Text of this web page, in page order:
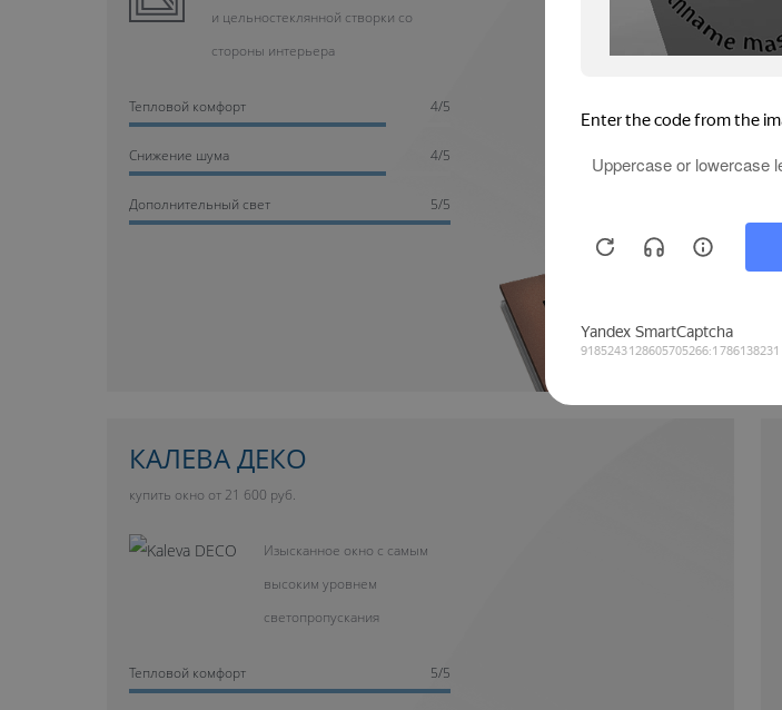
и цельностеклянной створки со
стороны интерьера
Тепловой комфорт 4/5
Cнижение шума 4/5
Дополнительный свет 5/5
КАЛЕВА ДЕКО
купить окно от 21 600 руб.
Изысканное окно с самым
высоким уровнем
светопропускания
Тепловой комфорт 5/5